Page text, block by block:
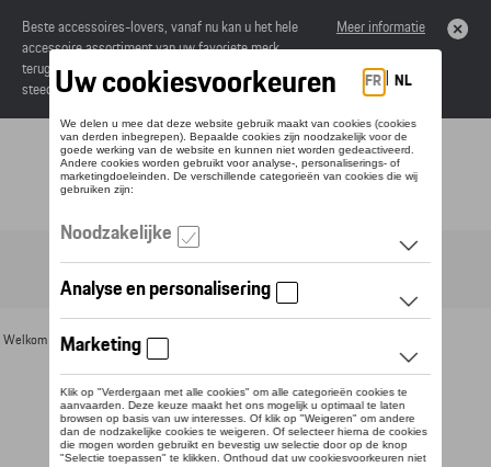
Beste accessoires-lovers, vanaf nu kan u het hele
accessoire assortiment van uw favoriete merk
terugvinden in de online catalogus. Deze kunnen
steeds besteld worden via uw dealer.
Meer informatie
Toggle navigation
Welkom >Voor u >Textiel >